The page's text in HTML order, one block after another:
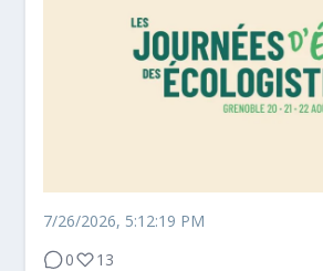
7/26/2026, 5:12:19 PM
0
13